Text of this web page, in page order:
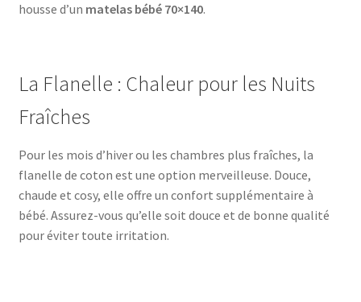
housse d’un matelas bébé 70×140.
La Flanelle : Chaleur pour les Nuits
Fraîches
Pour les mois d’hiver ou les chambres plus fraîches, la
flanelle de coton est une option merveilleuse. Douce,
chaude et cosy, elle offre un confort supplémentaire à
bébé. Assurez-vous qu’elle soit douce et de bonne qualité
pour éviter toute irritation.